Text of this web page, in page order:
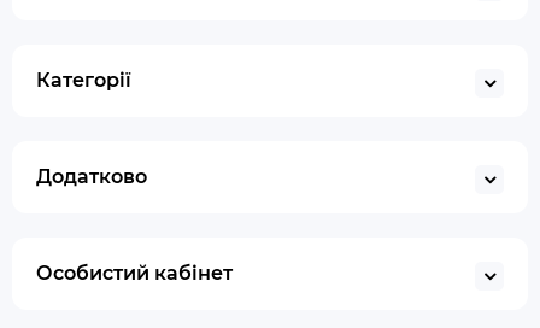
Категорії
Додатково
Особистий кабінет